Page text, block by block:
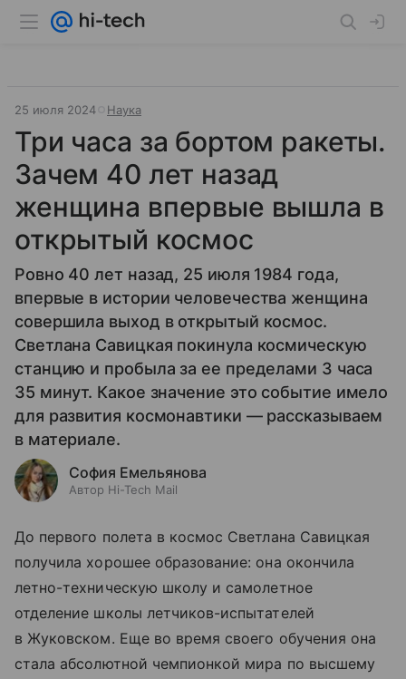
25 июля 2024 Наука
Три часа за бортом ракеты.
Зачем 40 лет назад
женщина впервые вышла в
открытый космос
Ровно 40 лет назад, 25 июля 1984 года,
впервые в истории человечества женщина
совершила выход в открытый космос.
Светлана Савицкая покинула космическую
станцию и пробыла за ее пределами 3 часа
35 минут. Какое значение это событие имело
для развития космонавтики — рассказываем
в материале.
София Емельянова
Автор Hi-Tech Mail
До первого полета в космос Светлана Савицкая
получила хорошее образование: она окончила
летно-техническую школу и самолетное
отделение школы летчиков-испытателей
в Жуковском. Еще во время своего обучения она
стала абсолютной чемпионкой мира по высшему